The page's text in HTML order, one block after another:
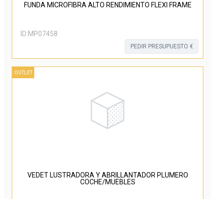
FUNDA MICROFIBRA ALTO RENDIMIENTO FLEXI FRAME
ID:MP07458
PEDIR PRESUPUESTO €
OUTLET
VEDET LUSTRADORA Y ABRILLANTADOR PLUMERO
COCHE/MUEBLES